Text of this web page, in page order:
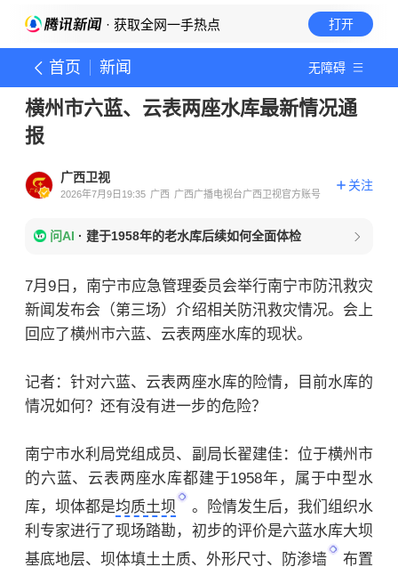
· 获取全网一手热点 打开
首页 新闻 无障碍
横州市六蓝、云表两座水库最新情况通
报
广西卫视
2026年7月9日19:35 广西 广西广播电视台广西卫视官方账号
关注
问AI · 建于1958年的老水库后续如何全面体检
7月9日，南宁市应急管理委员会举行南宁市防汛救灾
新闻发布会（第三场）介绍相关防汛救灾情况。会上
回应了横州市六蓝、云表两座水库的现状。
记者：针对六蓝、云表两座水库的险情，目前水库的
情况如何？还有没有进一步的危险？
南宁市水利局党组成员、副局长翟建佳：位于横州市
的六蓝、云表两座水库都建于1958年，属于中型水
库，坝体都是均质土坝
。险情发生后，我们组织水
利专家进行了现场踏勘，初步的评价是六蓝水库大坝
基底地层、坝体填土土质、外形尺寸、
防渗墙
布置